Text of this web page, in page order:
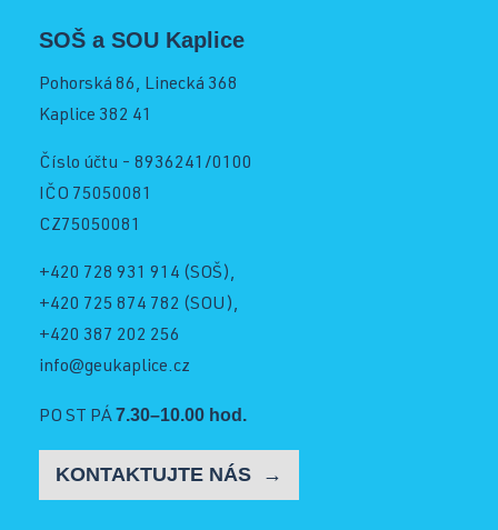
SOŠ a SOU Kaplice
Pohorská 86, Linecká 368
Kaplice 382 41
Číslo účtu - 8936241/0100
IČO 75050081
CZ75050081
+420 728 931 914 (SOŠ),
+420 725 874 782 (SOU),
+420 387 202 256
info@geukaplice.cz
PO ST PÁ7.30–10.00 hod.
KONTAKTUJTE NÁS